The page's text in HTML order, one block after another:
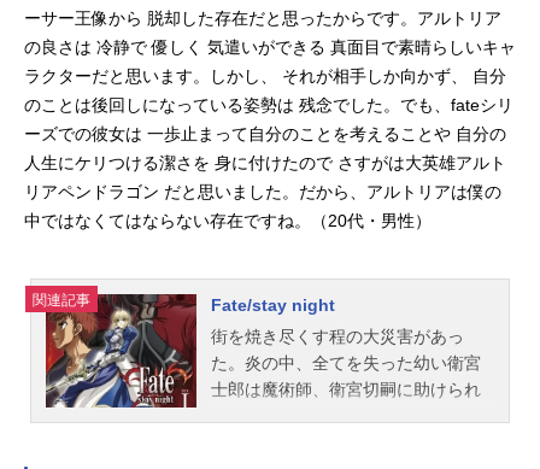
ーサー王像から 脱却した存在だと思ったからです。アルトリア
の良さは 冷静で 優しく 気遣いができる 真面目で素晴らしいキャ
ラクターだと思います。しかし、 それが相手しか向かず、 自分
のことは後回しになっている姿勢は 残念でした。でも、fateシリ
ーズでの彼女は 一歩止まって自分のことを考えることや 自分の
人生にケリつける潔さを 身に付けたので さすがは大英雄アルト
リアペンドラゴン だと思いました。だから、アルトリアは僕の
中ではなくてはならない存在ですね。（20代・男性）
関連記事
Fate/stay night
街を焼き尽くす程の大災害があっ
た。炎の中、全てを失った幼い衛宮
士郎は魔術師、衛宮切嗣に助けられ